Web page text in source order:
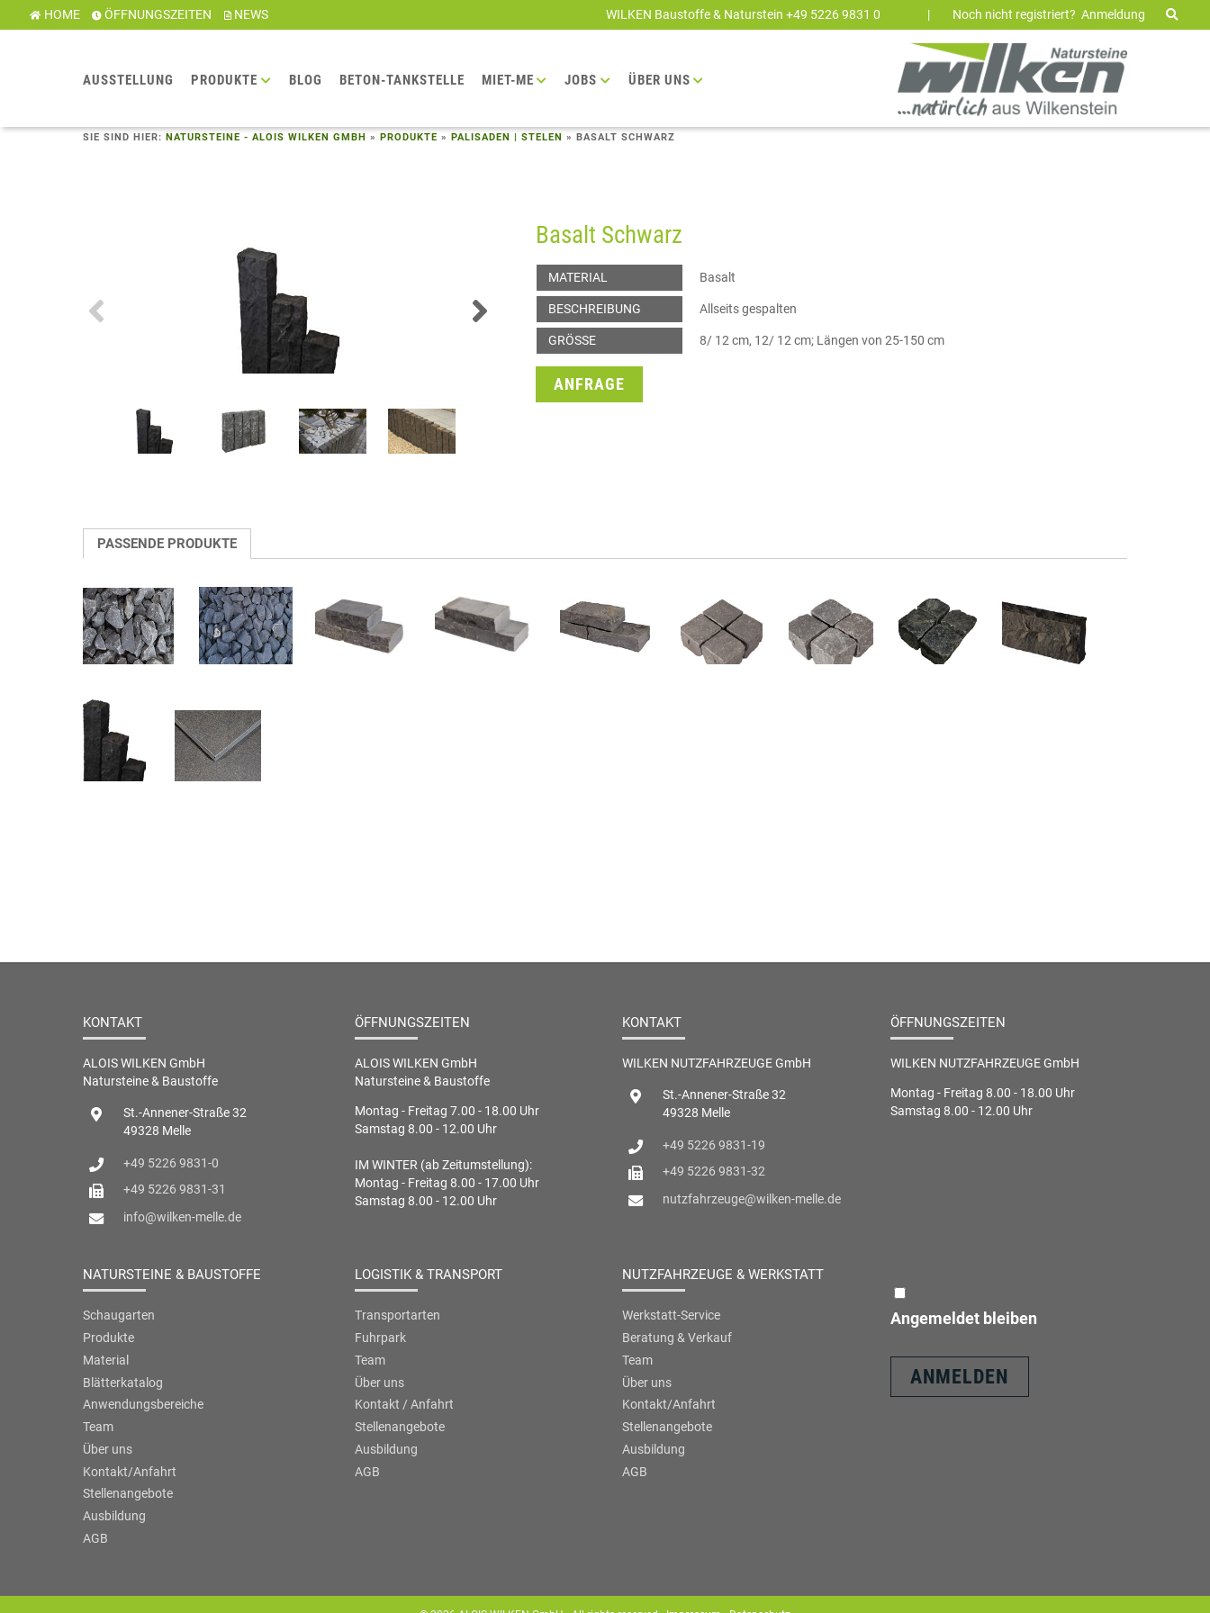
HOME ÖFFNUNGSZEITEN NEWS WILKEN Baustoffe & Naturstein +49 5226 9831 0 Anmeldung
| Noch nicht registriert?
AUSSTELLUNG PRODUKTE BLOG BETON-TANKSTELLE MIET-ME JOBS ÜBER UNS
SIE SIND HIER: NATURSTEINE - ALOIS WILKEN GMBH » PRODUKTE » PALISADEN | STELEN » BASALT SCHWARZ
Basalt Schwarz
MATERIAL Basalt
BESCHREIBUNG Allseits gespalten
GRÖSSE 8/ 12 cm, 12/ 12 cm; Längen von 25-150 cm
ANFRAGE
PASSENDE PRODUKTE
KONTAKT
ALOIS WILKEN GmbH
Natursteine & Baustoffe
St.-Annener-Straße 32
49328 Melle
+49 5226 9831-0
+49 5226 9831-31
info@wilken-melle.de
ÖFFNUNGSZEITEN
ALOIS WILKEN GmbH
Natursteine & Baustoffe
Montag - Freitag 7.00 - 18.00 Uhr
Samstag 8.00 - 12.00 Uhr
IM WINTER (ab Zeitumstellung):
Montag - Freitag 8.00 - 17.00 Uhr
Samstag 8.00 - 12.00 Uhr
KONTAKT
WILKEN NUTZFAHRZEUGE GmbH
St.-Annener-Straße 32
49328 Melle
+49 5226 9831-19
+49 5226 9831-32
nutzfahrzeuge@wilken-melle.de
ÖFFNUNGSZEITEN
WILKEN NUTZFAHRZEUGE GmbH
Montag - Freitag 8.00 - 18.00 Uhr
Samstag 8.00 - 12.00 Uhr
NATURSTEINE & BAUSTOFFE
Schaugarten
Produkte
Material
Blätterkatalog
Anwendungsbereiche
Team
Über uns
Kontakt/Anfahrt
Stellenangebote
Ausbildung
AGB
LOGISTIK & TRANSPORT
Transportarten
Fuhrpark
Team
Über uns
Kontakt / Anfahrt
Stellenangebote
Ausbildung
AGB
NUTZFAHRZEUGE & WERKSTATT
Werkstatt-Service
Beratung & Verkauf
Team
Über uns
Kontakt/Anfahrt
Stellenangebote
Ausbildung
AGB
Angemeldet bleiben